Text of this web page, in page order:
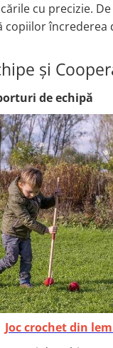
cu precizie.
copiilor încrederea
și
de echipă
Joc crochet din